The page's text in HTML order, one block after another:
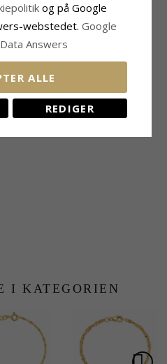
Størrelse
Bredde:2,3 mm
Længde:17 cm
Leveringstid
I KATEGORIEN
og på Google
webstedet. Google
Answers
ALLE
REDIGER